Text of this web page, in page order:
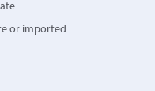
or imported